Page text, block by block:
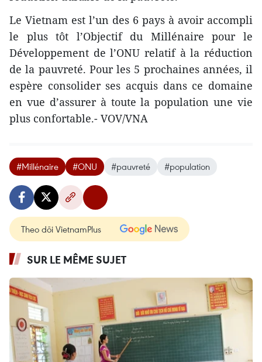
Le Vietnam est l’un des 6 pays à avoir accompli
le plus tôt l’Objectif du Millénaire pour le
Développement de l’ONU relatif à la réduction
de la pauvreté. Pour les 5 prochaines années, il
espère consolider ses acquis dans ce domaine
en vue d’assurer à toute la population une vie
plus confortable.- VOV/VNA
#Millénaire #ONU #pauvreté #population
Theo dõi VietnamPlus
SUR LE MÊME SUJET